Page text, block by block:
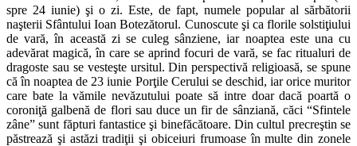
spre 24 iunie) şi o zi. Este, de fapt, numele popular al sărbătorii
naşterii Sfântului Ioan Botezătorul. Cunoscute şi ca florile solstiţiului
de vară, în această zi se culeg sânziene, iar noaptea este una cu
adevărat magică, în care se aprind focuri de vară, se fac ritualuri de
dragoste sau se vesteşte ursitul. Din perspectivă religioasă, se spune
că în noaptea de 23 iunie Porţile Cerului se deschid, iar orice muritor
care bate la vămile nevăzutului poate să intre doar dacă poartă o
coroniţă galbenă de flori sau duce un fir de sânziană, căci “Sfintele
zâne” sunt făpturi fantastice şi binefăcătoare. Din cultul precreştin se
păstrează şi astăzi tradiţii şi obiceiuri frumoase în multe din zonele